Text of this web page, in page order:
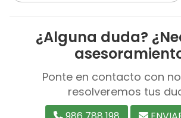
¿Alguna duda?
Ponte en contacto con
resolveremos tus